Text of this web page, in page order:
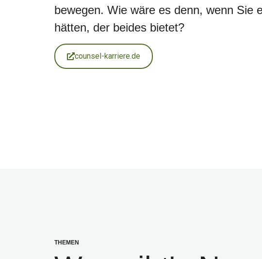
bewegen. Wie wäre es denn, wenn Sie
hätten, der beides bietet?
counsel-karriere.de
THEMEN